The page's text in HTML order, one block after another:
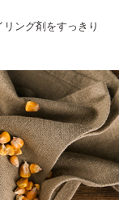
ング剤をすっきり